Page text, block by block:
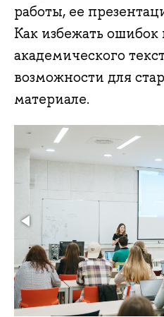
работы, ее
Как избежать
академического
возможности для
материале.